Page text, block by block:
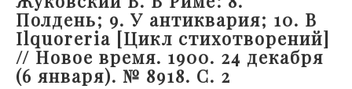
Полдень; 9. У антиквария; 10. В
Ilquoreria [Цикл стихотворений]
// Новое время. 1900. 24 декабря
(6 января). № 8918. С. 2